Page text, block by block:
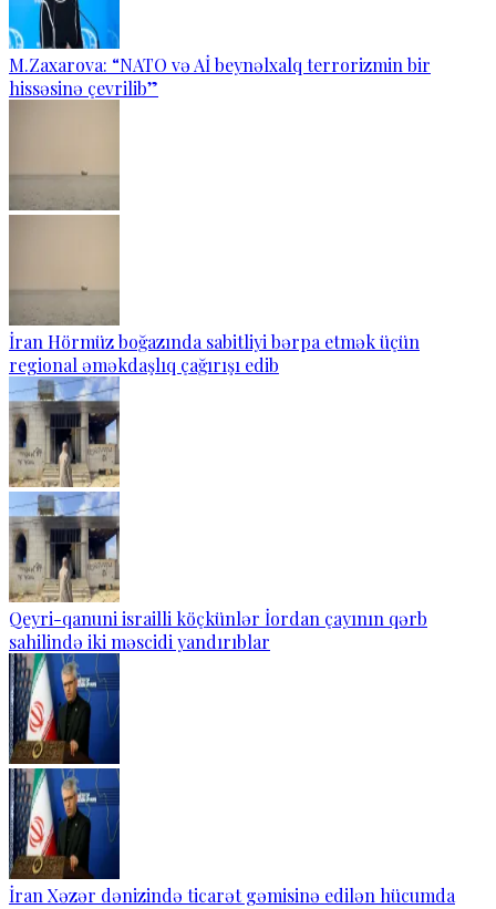
M.Zaxarova: “NATO və Aİ beynəlxalq terrorizmin bir
hissəsinə çevrilib”
İran Hörmüz boğazında sabitliyi bərpa etmək üçün
regional əməkdaşlıq çağırışı edib
Qeyri-qanuni israilli köçkünlər İordan çayının qərb
sahilində iki məscidi yandırıblar
İran Xəzər dənizində ticarət gəmisinə edilən hücumda